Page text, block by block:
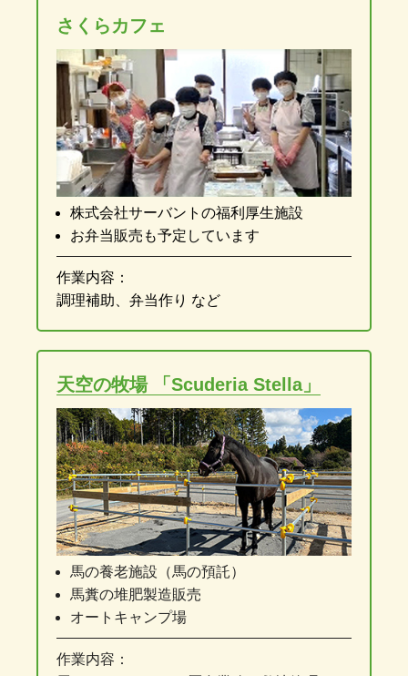
さくらカフェ
株式会社サーバントの福利厚生施設
お弁当販売も予定しています
作業内容：
調理補助、弁当作り など
天空の牧場 「Scuderia Stella」
馬の養老施設（馬の預託）
馬糞の堆肥製造販売
オートキャンプ場
作業内容：